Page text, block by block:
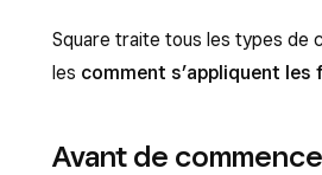
Square traite tous les types de
les comment s’appliquent
Avant de